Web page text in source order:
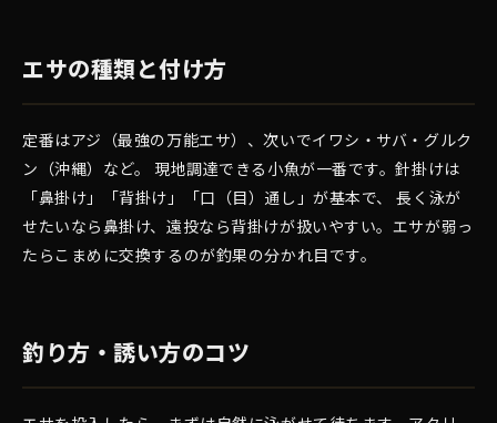
エサの種類と付け方
定番はアジ（最強の万能エサ）、次いでイワシ・サバ・グルク
ン（沖縄）など。 現地調達できる小魚が一番です。針掛けは
「鼻掛け」「背掛け」「口（目）通し」が基本で、 長く泳が
せたいなら鼻掛け、遠投なら背掛けが扱いやすい。エサが弱っ
たらこまめに交換するのが釣果の分かれ目です。
釣り方・誘い方のコツ